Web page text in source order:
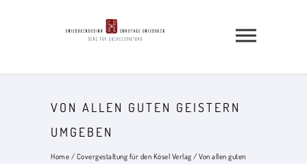
VON ALLEN GUTEN GEISTERN
UMGEBEN
Home / Covergestaltung für den Kösel Verlag / Von allen guten